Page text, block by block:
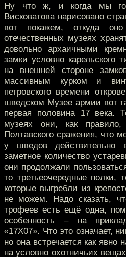
Ну что ж, и когда мы
Висковатова нарисовано
вот покажем, откуда
отечественных музеях
довольно архаичными
замки условно карельского
на внешней стороне
массивным курком и
петровского времени
шведском Музее армии вот
первая половина 17
музеях они, как
Полтавского сражения, что
у шведов действительно
заметное количество
они продолжали
то третьеочередные
которые выгребли из
не можем. Надо сказать,
трофеев есть ещё одна,
особенность – на
«17Х07». Что это означает,
но она встречается как явно
на условно охотничьих